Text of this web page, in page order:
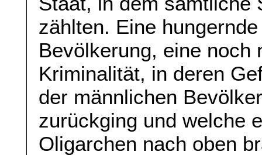
zählten. Eine
Bevölkerung, eine noch
Kriminalität, in deren
der männlichen
zurückging und welche
Oligarchen nach oben